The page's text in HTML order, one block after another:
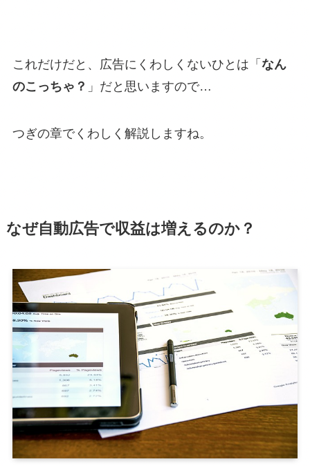
これだけだと、広告にくわしくないひとは「 なん
のこっちゃ？ 」だと思いますので…
つぎの章でくわしく解説しますね。
なぜ自動広告で収益は増えるのか？